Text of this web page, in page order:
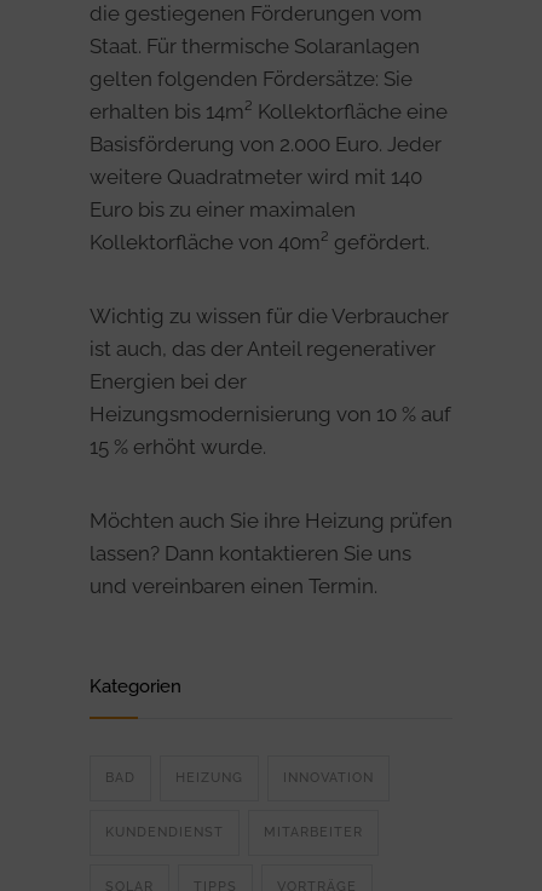
die gestiegenen Förderungen vom
Staat. Für thermische Solaranlagen
gelten folgenden Fördersätze: Sie
erhalten bis 14m² Kollektorfläche eine
Basisförderung von 2.000 Euro. Jeder
weitere Quadratmeter wird mit 140
Euro bis zu einer maximalen
Kollektorfläche von 40m² gefördert.
Wichtig zu wissen für die Verbraucher
ist auch, das der Anteil regenerativer
Energien bei der
Heizungsmodernisierung von 10 % auf
15 % erhöht wurde.
Möchten auch Sie ihre Heizung prüfen
lassen? Dann kontaktieren Sie uns
und vereinbaren einen Termin.
Kategorien
BAD HEIZUNG INNOVATION
KUNDENDIENST MITARBEITER
SOLAR TIPPS VORTRÄGE